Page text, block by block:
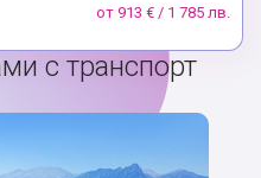
от 913 € / 1 785 лв.
с транспорт